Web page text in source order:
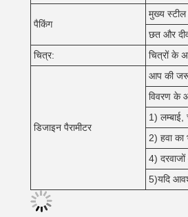
पैकिंग
मुख्य
छत और
चित्र:
चित्रों के
डिजाइन पैरामीटर
आप की
विवरण के
1)
2) हवा का
4)
5)यदि